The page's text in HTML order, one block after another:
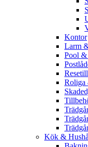
Kontor
Larm
Pool
Roliga
Kök &